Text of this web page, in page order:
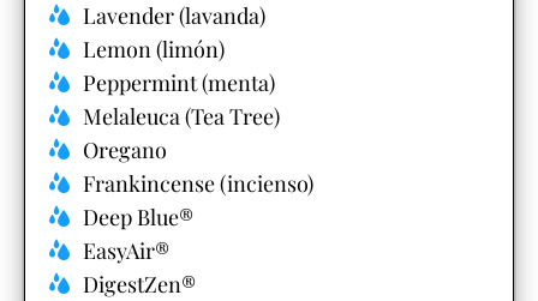
Lavender (lavanda)
Lemon (limón)
Peppermint (menta)
Melaleuca (Tea Tree)
Oregano
Frankincense (incienso)
Deep Blue®
EasyAir®
DigestZen®